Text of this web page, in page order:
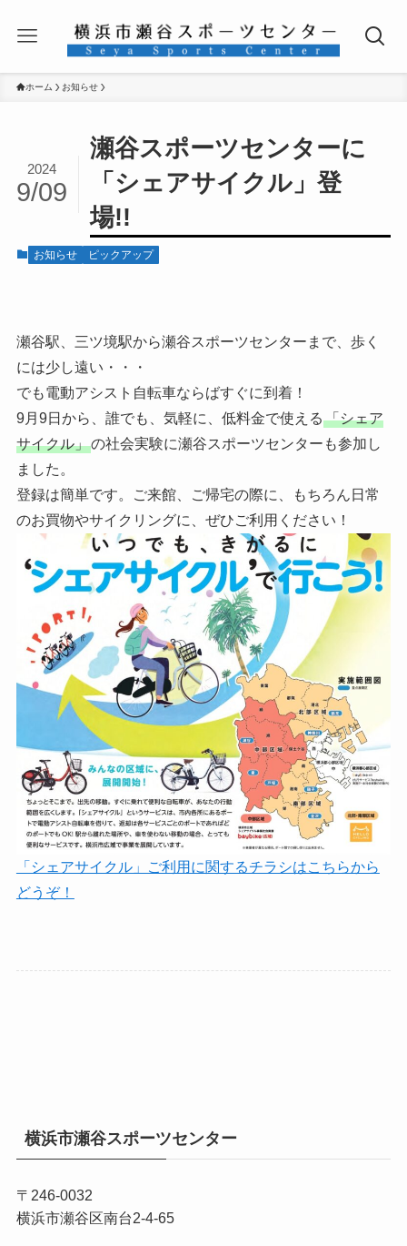
ホーム お知らせ
瀬谷スポーツセンターに
「シェアサイクル」登
場!!
2024
9/09
お知らせ ピックアップ
瀬谷駅、三ツ境駅から瀬谷スポーツセンターまで、歩く
には少し遠い・・・
でも電動アシスト自転車ならばすぐに到着！
9月9日から、誰でも、気軽に、低料金で使える 「シェア
サイクル」の社会実験に瀬谷スポーツセンターも参加し
ました。
登録は簡単です。ご来館、ご帰宅の際に、もちろん日常
のお買物やサイクリングに、ぜひご利用ください！
「シェアサイクル」ご利用に関するチラシはこちらから
どうぞ！
横浜市瀬谷スポーツセンター
〒246-0032
横浜市瀬谷区南台2-4-65